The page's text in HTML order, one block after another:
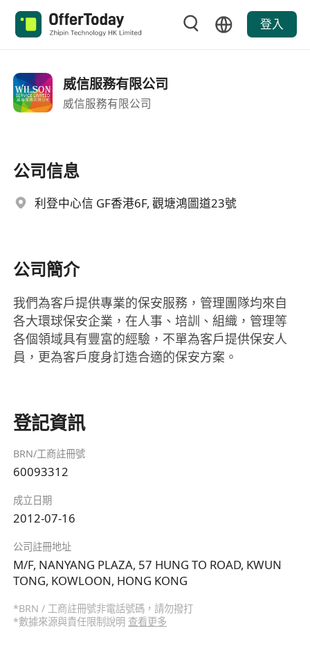
登入
威信服務有限公司
威信服務有限公司
公司信息
利登中心信 GF香港6F, 觀塘鴻圖道23號
公司簡介
我們為客戶提供專業的保安服務，管理團隊均來自
各大環球保安企業，在人事、培訓、組織，管理等
各個領域具有豐富的經驗，不單為客戶提供保安人
員，更為客戶度身訂造合適的保安方案。
登記資訊
BRN/工商註冊號
60093312
成立日期
2012-07-16
公司註冊地址
M/F, NANYANG PLAZA, 57 HUNG TO ROAD, KWUN
TONG, KOWLOON, HONG KONG
*BRN / 工商註冊號非電話號碼，請勿撥打
*數據來源與責任限制說明 查看更多